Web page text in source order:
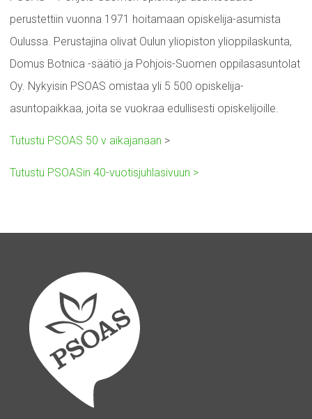
perustettiin vuonna 1971 hoitamaan opiskelija-asumista
Oulussa. Perustajina olivat Oulun yliopiston ylioppilaskunta,
Domus Botnica -säätiö ja Pohjois-Suomen oppilasasuntolat
Oy. Nykyisin PSOAS omistaa yli 5 500 opiskelija-
asuntopaikkaa, joita se vuokraa edullisesti opiskelijoille.
Tutustu PSOAS 50 v aikajanaan >
Tutustu PSOASin 40-vuotisjuhlasivuun >